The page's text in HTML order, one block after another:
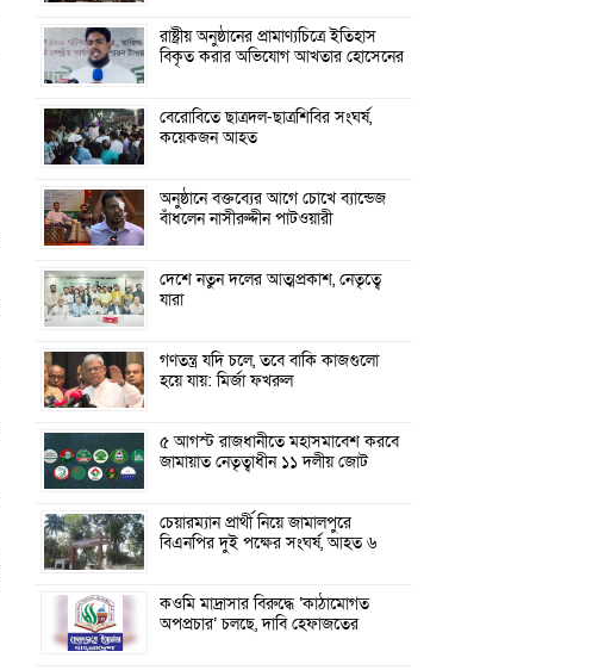
রাষ্ট্রীয় অনুষ্ঠানের প্রামাণ্যচিত্রে ইতিহাস
বিকৃত করার অভিযোগ আখতার হোসেনের
বেরোবিতে ছাত্রদল-ছাত্রশিবির সংঘর্ষ,
কয়েকজন আহত
অনুষ্ঠানে বক্তব্যের আগে চোখে ব্যান্ডেজ
বাঁধলেন নাসীরুদ্দীন পাটওয়ারী
দেশে নতুন দলের আত্মপ্রকাশ, নেতৃত্বে
যারা
গণতন্ত্র যদি চলে, তবে বাকি কাজগুলো
হয়ে যায়: মির্জা ফখরুল
৫ আগস্ট রাজধানীতে মহাসমাবেশ করবে
জামায়াত নেতৃত্বাধীন ১১ দলীয় জোট
চেয়ারম্যান প্রার্থী নিয়ে জামালপুরে
বিএনপির দুই পক্ষের সংঘর্ষ, আহত ৬
কওমি মাদ্রাসার বিরুদ্ধে ‘কাঠামোগত
অপপ্রচার’ চলছে, দাবি হেফাজতের